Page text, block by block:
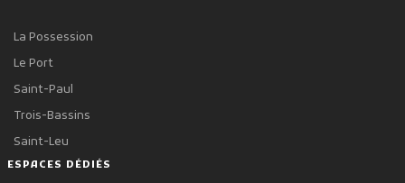
La Possession
Le Port
Saint-Paul
Trois-Bassins
Saint-Leu
ESPACES DÉDIÉS